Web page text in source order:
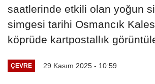
saatlerinde etkili olan yoğun
simgesi tarihi Osmancık
köprüde kartpostallık
ÇEVRE 29 Kasım 2025 - 10:59